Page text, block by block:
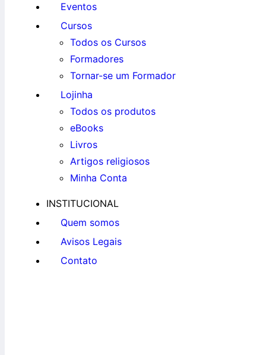
Eventos
Cursos
Todos os Cursos
Formadores
Tornar-se um Formador
Lojinha
Todos os produtos
eBooks
Livros
Artigos religiosos
Minha Conta
INSTITUCIONAL
Quem somos
Avisos Legais
Contato